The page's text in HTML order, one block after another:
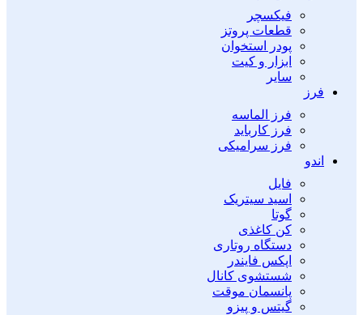
فیکسچر
قطعات پروتز
پودر استخوان
ابزار و کیت
سایر
فرز
فرز الماسه
فرز کارباید
فرز سرامیکی
اندو
فایل
اسید سیتریک
گوتا
کن کاغذی
دستگاه روتاری
اپکس فایندر
شستشوی کانال
پانسمان موقت
گیتس و پیزو